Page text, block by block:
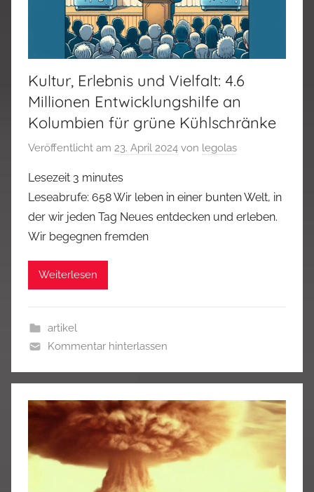
Kultur, Erlebnis und Vielfalt: 4.6
Millionen Entwicklungshilfe an
Kolumbien für grüne Kühlschränke
Veröffentlicht am 23. April 2024 von legolas
Lesezeit 3 minutes
Leseabrufe: 658 Wir leben in einer bunten Welt, in
der wir jeden Tag Neues entdecken und erleben.
Wir begegnen fremden
Weiterlesen
artikel
Kommentar hinterlassen